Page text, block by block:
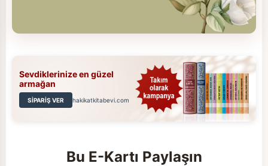
Sevdiklerinize en güzel
armağan
SİPARİŞ VER hakikatkitabevi.com
Bu E-Kartı Paylaşın